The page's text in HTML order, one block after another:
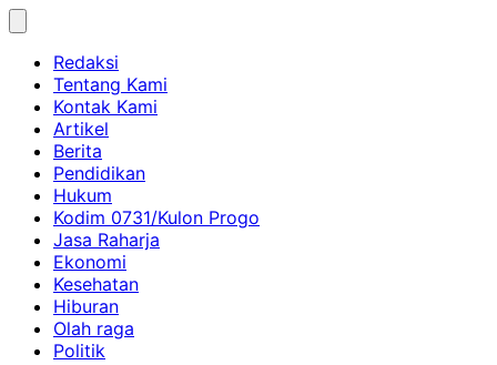
Skip
contentRedaksi
Tentang Kami
Kontak Kami
Artikel
Berita
Pendidikan
Hukum
Kodim 0731/Kulon Progo
Jasa Raharja
Ekonomi
Kesehatan
Hiburan
Olah raga
Politik